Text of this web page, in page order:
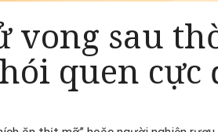
vong sau
quen cực